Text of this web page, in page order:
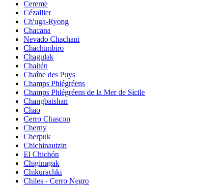
Cereme
Cézallier
Ch'uga-Ryong
Chacana
Nevado Chachani
Chachimbiro
Chagulak
Chaitén
Chaîne des Puys
Champs Phlégréens
Champs Phlégréens de la Mer de Sicile
Changbaishan
Chao
Cerro Chascon
Cherny
Cherpuk
Chichinautzin
El Chichón
Chiginagak
Chikurachki
Chiles - Cerro Negro